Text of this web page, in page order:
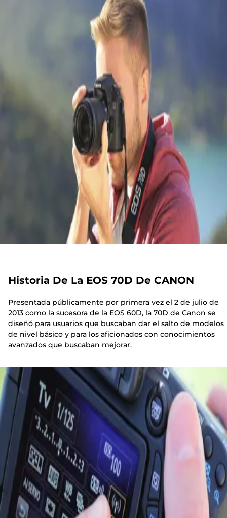
Historia De La EOS 70D De CANON
Presentada públicamente por primera vez el 2 de julio de
2013 como la sucesora de la EOS 60D, la 70D de Canon se
diseñó para usuarios que buscaban dar el salto de modelos
de nivel básico y para los aficionados con conocimientos
avanzados que buscaban mejorar.